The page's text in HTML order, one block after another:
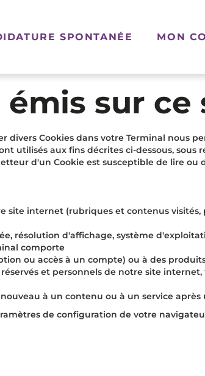
SPONTANÉE MON
sur ce
divers Cookies dans votre Terminal nous
utilisés aux fins décrites ci-dessous, sous
d'un Cookie est susceptible de lire ou
internet (rubriques et contenus
résolution d'affichage, système
comporte
ou accès à un compte) ou à des
et personnels de notre site
à un contenu ou à un service
de configuration de votre